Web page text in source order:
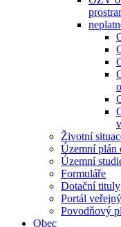
Životní
Územní plán
Územní
Formuláře
Dotační tituly
Portál
Povodňový
Obec